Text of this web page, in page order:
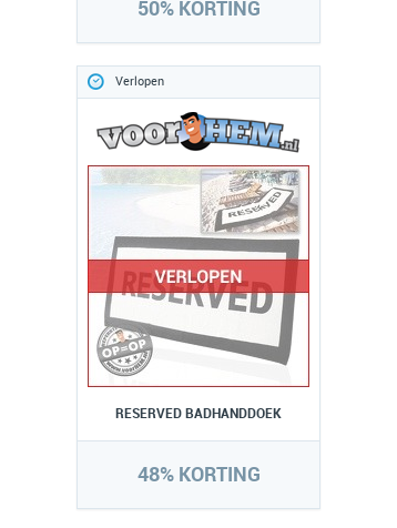
50% KORTING
Verlopen
RESERVED BADHANDDOEK
48% KORTING